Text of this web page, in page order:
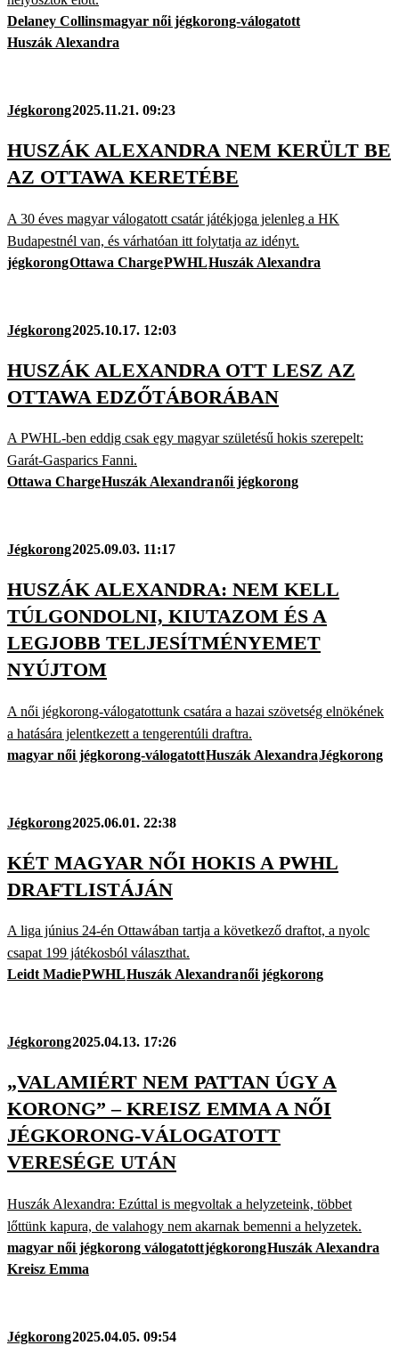
Delaney Collinsmagyar női jégkorong-válogatott
Huszák Alexandra
Jégkorong2025.11.21. 09:23
HUSZÁK ALEXANDRA NEM KERÜLT BE
AZ OTTAWA KERETÉBE
A 30 éves magyar válogatott csatár játékjoga jelenleg a HK
Budapestnél van, és várhatóan itt folytatja az idényt.
jégkorongOttawa ChargePWHLHuszák Alexandra
Jégkorong2025.10.17. 12:03
HUSZÁK ALEXANDRA OTT LESZ AZ
OTTAWA EDZŐTÁBORÁBAN
A PWHL-ben eddig csak egy magyar születésű hokis szerepelt:
Garát-Gasparics Fanni.
Ottawa ChargeHuszák Alexandranői jégkorong
Jégkorong2025.09.03. 11:17
HUSZÁK ALEXANDRA: NEM KELL
TÚLGONDOLNI, KIUTAZOM ÉS A
LEGJOBB TELJESÍTMÉNYEMET
NYÚJTOM
A női jégkorong-válogatottunk csatára a hazai szövetség elnökének
a hatására jelentkezett a tengerentúli draftra.
magyar női jégkorong-válogatottHuszák AlexandraJégkorong
Jégkorong2025.06.01. 22:38
KÉT MAGYAR NŐI HOKIS A PWHL
DRAFTLISTÁJÁN
A liga június 24-én Ottawában tartja a következő draftot, a nyolc
csapat 199 játékosból választhat.
Leidt MadiePWHLHuszák Alexandranői jégkorong
Jégkorong2025.04.13. 17:26
„VALAMIÉRT NEM PATTAN ÚGY A
KORONG” – KREISZ EMMA A NŐI
JÉGKORONG-VÁLOGATOTT
VERESÉGE UTÁN
Huszák Alexandra: Ezúttal is megvoltak a helyzeteink, többet
lőttünk kapura, de valahogy nem akarnak bemenni a helyzetek.
magyar női jégkorong válogatottjégkorongHuszák Alexandra
Kreisz Emma
Jégkorong2025.04.05. 09:54